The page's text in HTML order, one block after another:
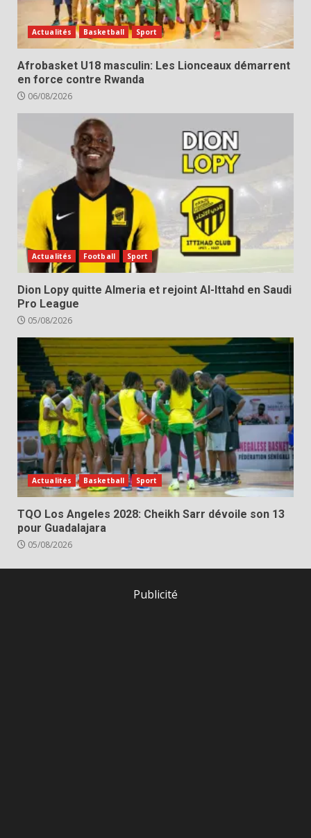
Actualités Basketball Sport
Afrobasket U18 masculin: Les Lionceaux démarrent
en force contre Rwanda
06/08/2026
Actualités Football Sport
Dion Lopy quitte Almeria et rejoint Al-Ittahd en Saudi
Pro League
05/08/2026
Actualités Basketball Sport
TQO Los Angeles 2028: Cheikh Sarr dévoile son 13
pour Guadalajara
05/08/2026
Publicité